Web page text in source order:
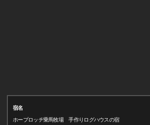
宿名
ホープロッヂ乗馬牧場 手作りログハウスの宿